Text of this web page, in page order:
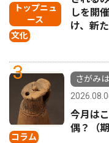
トップニュ
ース
文化
しを開
け、新
3
コラム
さがみ
今月は
偶？（